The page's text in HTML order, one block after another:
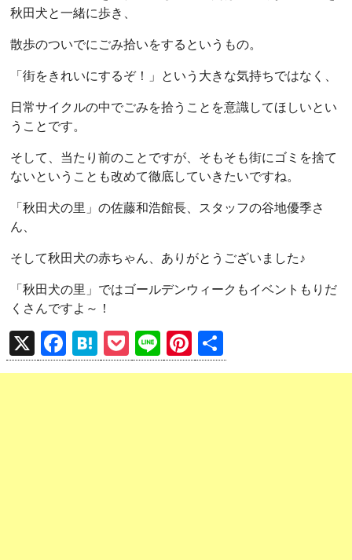
秋田犬と一緒に歩き、
散歩のついでにごみ拾いをするというもの。
「街をきれいにするぞ！」という大きな気持ちではなく、
日常サイクルの中でごみを拾うことを意識してほしいとい
うことです。
そして、当たり前のことですが、そもそも街にゴミを捨て
ないということも改めて徹底していきたいですね。
「秋田犬の里」の佐藤和浩館長、スタッフの谷地優季さ
ん、
そして秋田犬の赤ちゃん、ありがとうございました♪
「秋田犬の里」ではゴールデンウィークもイベントもりだ
くさんですよ～！
X
F
a
H
at
P
o
Li
n
Pi
nt 有